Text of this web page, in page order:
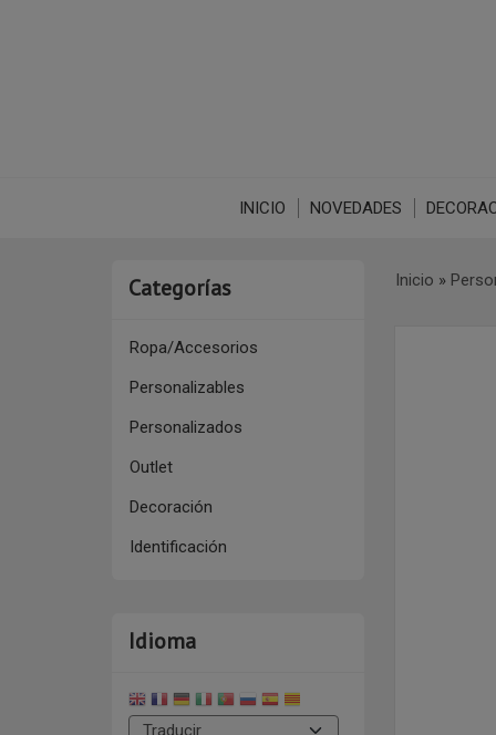
INICIO NOVEDADES
Categorías
Ropa/Accesorios
Personalizables
Personalizados
Outlet
Decoración
Identificación
Idioma
Inicio »